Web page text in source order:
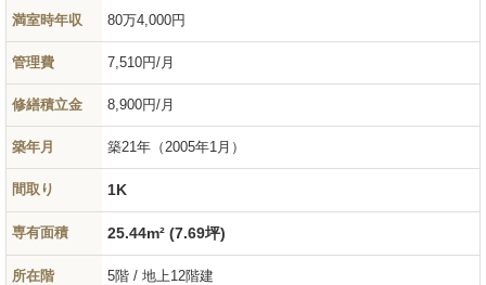
満室時年収 80万4,000円
管理費 7,510円/月
修繕積立金 8,900円/月
築年月 築21年 （2005年1月）
間取り 1K
専有面積 25.44m² (7.69坪)
所在階 5階 / 地上12階建